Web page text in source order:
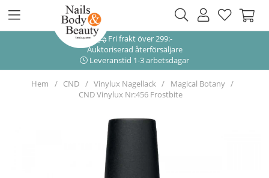
Fri frakt över 299:-
Auktoriserad återförsäljare
Leveranstid 1-3 arbetsdagar
Hem CND Vinylux Nagellack
Magical Botany
CND Vinylux Nr:456 Frostbite